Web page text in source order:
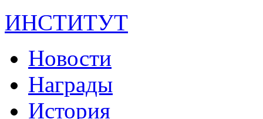
ИНСТИТУТ
Новости
Награды
История